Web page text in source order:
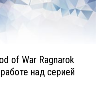
of War Ragnarok
над серией